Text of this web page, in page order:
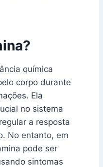
química
corpo durante
Ela
no sistema
a resposta
No entanto, em
pode ser
sintomas